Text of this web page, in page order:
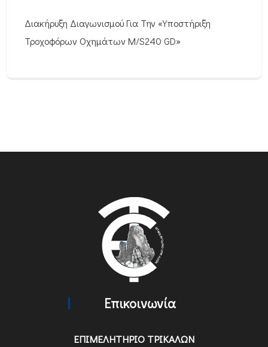
Διακήρυξη Διαγωνισμού Για Την «Υποστήριξη
Τροχοφόρων Οχημάτων M/S240 GD»
Επικοινωνία
ΕΠΙΜΕΛΗΤΗΡΙΟ ΤΡΙΚΑΛΩΝ